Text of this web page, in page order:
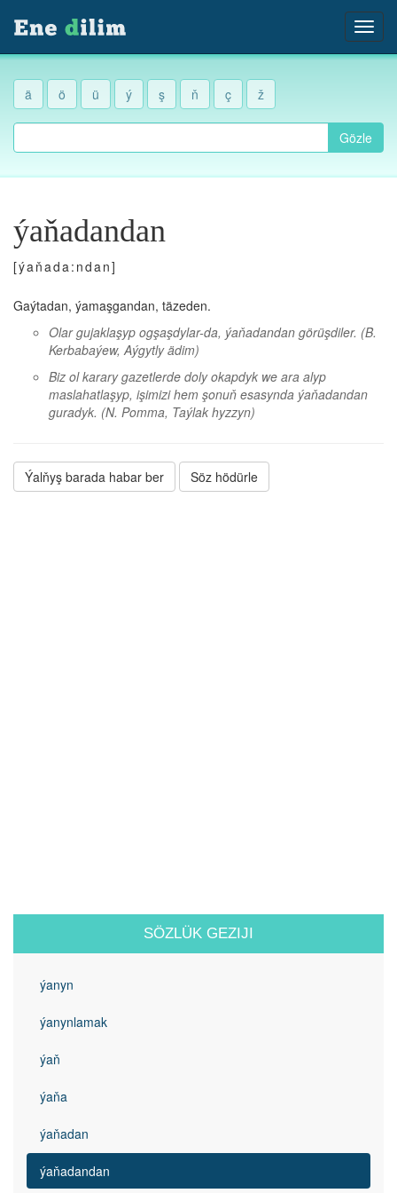
ä ö ü ý ş ň ç ž
Gözle
ýaňadandan
[ýaňada:ndan]
Gaýtadan, ýamaşgandan, täzeden.
Olar gujaklaşyp ogşaşdylar-da, ýaňadandan görüşdiler. (B.
Kerbabaýew, Aýgytly ädim)
Biz ol karary gazetlerde doly okapdyk we ara alyp
maslahatlaşyp, işimizi hem şonuň esasynda ýaňadandan
guradyk. (N. Pomma, Taýlak hyzzyn)
Ýalňyş barada habar ber Söz hödürle
SÖZLÜK GEZIJI
ýanyn
ýanynlamak
ýaň
ýaňa
ýaňadan
ýaňadandan